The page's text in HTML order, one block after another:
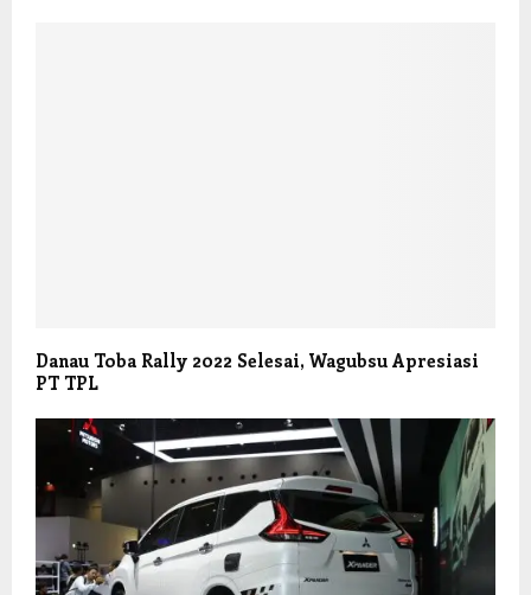
Danau Toba Rally 2022 Selesai, Wagubsu Apresiasi
PT TPL